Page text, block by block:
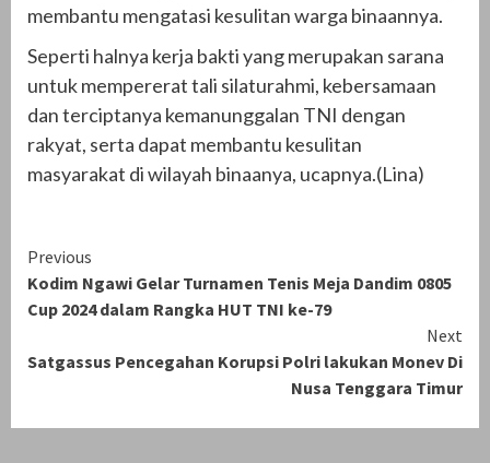
membantu mengatasi kesulitan warga binaannya.
Seperti halnya kerja bakti yang merupakan sarana
untuk mempererat tali silaturahmi, kebersamaan
dan terciptanya kemanunggalan TNI dengan
rakyat, serta dapat membantu kesulitan
masyarakat di wilayah binaanya, ucapnya.(Lina)
Continue
Reading
Previous
Kodim Ngawi Gelar Turnamen Tenis Meja Dandim 0805
Cup 2024 dalam Rangka HUT TNI ke-79
Next
Satgassus Pencegahan Korupsi Polri lakukan Monev Di
Nusa Tenggara Timur